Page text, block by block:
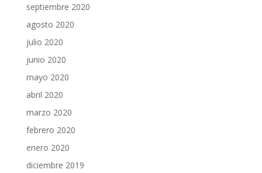
septiembre 2020
agosto 2020
julio 2020
junio 2020
mayo 2020
abril 2020
marzo 2020
febrero 2020
enero 2020
diciembre 2019